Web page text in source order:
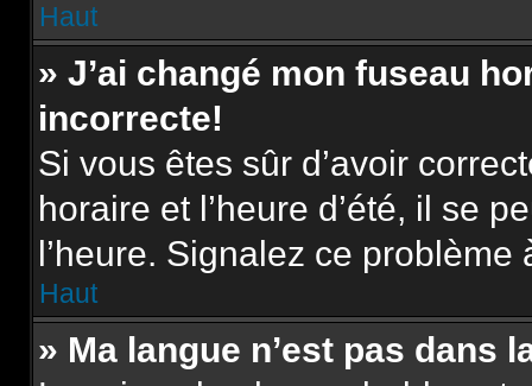
Haut
» J’ai changé mon fuseau
incorrecte!
Si vous êtes sûr d’avoir
horaire et l’heure d’été, il se
l’heure. Signalez ce problème
Haut
» Ma langue n’est pas dans